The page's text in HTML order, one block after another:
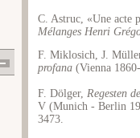
C. Astruc, «Une acte
Mélanges Henri
F. Miklosich, J.
profana (Vienna
F. Dölger, Regesten
V (Munich - Berlin
3473.